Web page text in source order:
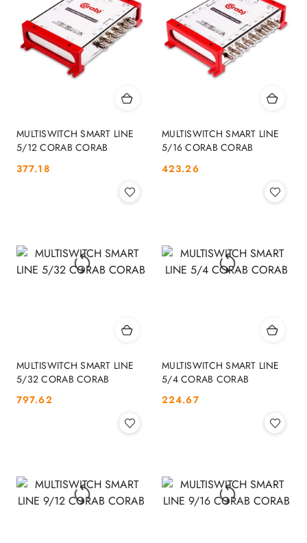
MULTISWITCH SMART LINE
5/12 CORAB CORAB
Cena:
377.18
MULTISWITCH SMART LINE
5/16 CORAB CORAB
Cena:
423.26
MULTISWITCH SMART LINE
5/32 CORAB CORAB
Cena:
797.62
MULTISWITCH SMART LINE
5/4 CORAB CORAB
Cena:
224.67